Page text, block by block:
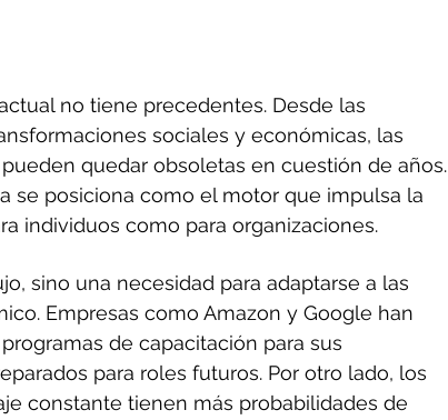
no tiene precedentes. Desde las
sociales y económicas, las
quedar obsoletas en cuestión de años.
se posiciona como el motor que impulsa la
individuos como para organizaciones.
sino una necesidad para adaptarse a las
Empresas como Amazon y Google han
de capacitación para sus
para roles futuros. Por otro lado, los
constante tienen más probabilidades de